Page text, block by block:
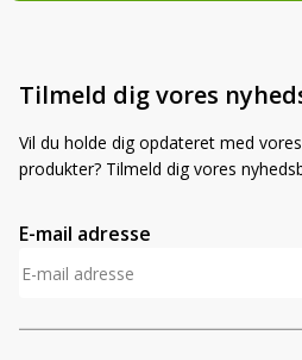
Tilmeld dig vores
Vil du holde dig opdateret med
produkter? Tilmeld dig vores
E-mail adresse